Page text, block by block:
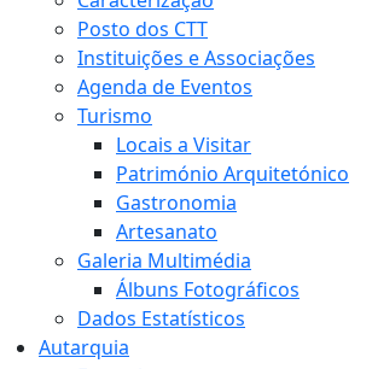
Posto dos CTT
Instituições e Associações
Agenda de Eventos
Turismo
Locais a Visitar
Património Arquitetónico
Gastronomia
Artesanato
Galeria Multimédia
Álbuns Fotográficos
Dados Estatísticos
Autarquia